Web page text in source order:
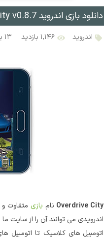
دانلود بازی اندروید Overdrive City v0.8.7 همراه با دیتا
اندروید ۱,۱۴۶ بازدید ۱۳ بهمن ۱۳۹۸
Overdrive City نام بازی متفاوت
اندرویدی می توانند آن را از سایت
اتومبیل های کلاسیک تا اتومبیل